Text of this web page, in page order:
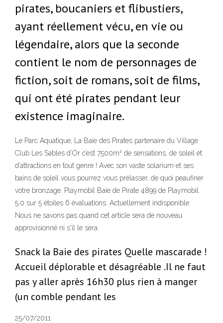
pirates, boucaniers et flibustiers,
ayant réellement vécu, en vie ou
légendaire, alors que la seconde
contient le nom de personnages de
fiction, soit de romans, soit de films,
qui ont été pirates pendant leur
existence imaginaire.
Le Parc Aquatique, La Baie des Pirates partenaire du Village
Club Les Sables d’Or c’est 7500m² de sensations, de soleil et
d’attractions en tout genre ! Avec son vaste solarium et ses
bains de soleil vous pourrez vous prélasser, de quoi peaufiner
votre bronzage. Playmobil Baie de Pirate 4899 de Playmobil.
5,0 sur 5 étoiles 6 évaluations. Actuellement indisponible.
Nous ne savons pas quand cet article sera de nouveau
approvisionné ni s'il le sera.
Snack la Baie des pirates Quelle mascarade !
Accueil déplorable et désagréable .Il ne faut
pas y aller après 16h30 plus rien à manger
(un comble pendant les
25/07/2011